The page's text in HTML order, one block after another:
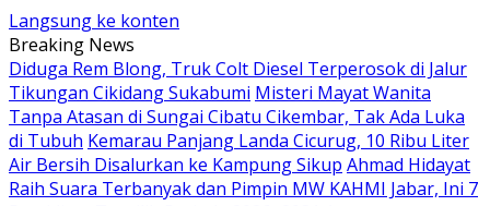
Langsung ke konten
Breaking News
Diduga Rem Blong, Truk Colt Diesel Terperosok di Jalur
Tikungan Cikidang Sukabumi Misteri Mayat Wanita
Tanpa Atasan di Sungai Cibatu Cikembar, Tak Ada Luka
di Tubuh Kemarau Panjang Landa Cicurug, 10 Ribu Liter
Air Bersih Disalurkan ke Kampung Sikup Ahmad Hidayat
Raih Suara Terbanyak dan Pimpin MW KAHMI Jabar, Ini 7